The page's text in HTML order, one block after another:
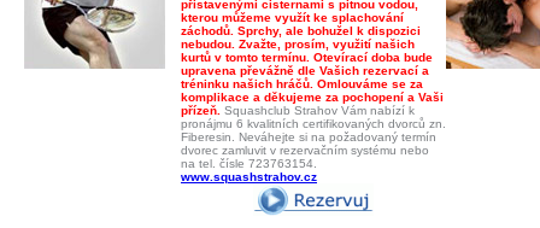
přistavenými cisternami s pitnou vodou,
kterou můžeme využít ke splachování
záchodů. Sprchy, ale bohužel k dispozici
nebudou. Zvažte, prosím, využití našich
kurtů v tomto termínu. Otevírací doba bude
upravena převážně dle Vašich rezervací a
tréninku našich hráčů. Omlouváme se za
komplikace a děkujeme za pochopení a Vaši
přízeň. Squashclub Strahov Vám nabízí k
pronájmu 6 kvalitních certifikovaných dvorců zn.
Fiberesin. Neváhejte si na požadovaný termín
dvorec zamluvit v rezervačním systému nebo
na tel. čísle 723763154.
www.squashstrahov.cz